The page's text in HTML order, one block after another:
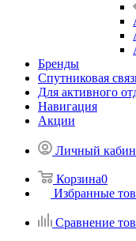
Бренды
Спутниковая
Для активного
Навигация
Акции
Личный
Корзина0
Избранные
Сравнение